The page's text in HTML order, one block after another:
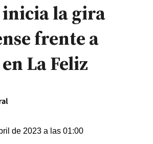
inicia la gira
frente a
La Feliz
de 2023 a las 01:00